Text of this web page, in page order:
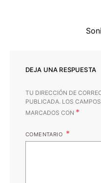
DEJA UNA RESPUESTA
TU DIRECCIÓN DE
PUBLICADA. LOS
MARCADOS CON *
COMENTARIO